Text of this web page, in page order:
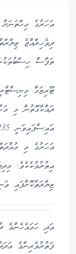
ދިވެހިރާއްޖެ
ތަފާސް
ޓޫރިޒަމް
އިތުރުވުކެކެވެ.
ޒިޔާރަތްކޮށްފައި ވަނީ 120،919
އަދި ހަމައެހެންމެ
ފަތުރުވެރިންގެ